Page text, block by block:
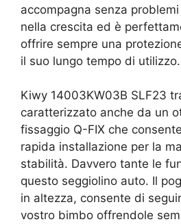
accompagna senza
nella crescita ed è
offrire sempre una
il suo lungo tempo di utilizzo.
Kiwy 14003KW03B SLF23
caratterizzato anche da un
fissaggio Q-FIX che
rapida installazione per la
stabilità. Davvero tante le
questo seggiolino auto. Il
in altezza, consente di
vostro bimbo offrendole